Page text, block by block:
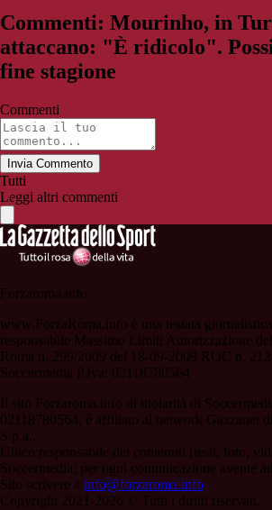
Commenti: Mourinho, in
attaccano: "È ridicolo".
fine stagione
Commenti
Invia Commento
Tutti
Leggi altri commenti
Forzaroma.info
www.ForzaRoma.info è una testata
responsabile Massimo Limiti Autorizzazione
Roma n. 299/2009 del 18-09-2009 ROC n.
Soccermedia P.Iva: 02118780564
Il sito Forzaroma.info di titolarità di
02118780564, è affiliato al network Gazzanet
S.p.a..
Unico responsabile dei contenuti (testi, foto,
Soccermedia; per ogni comunicazione avente
Sito scrivere a info@forzaroma.info
Copyright 2021-2026 © Tutti i diritti riservati.